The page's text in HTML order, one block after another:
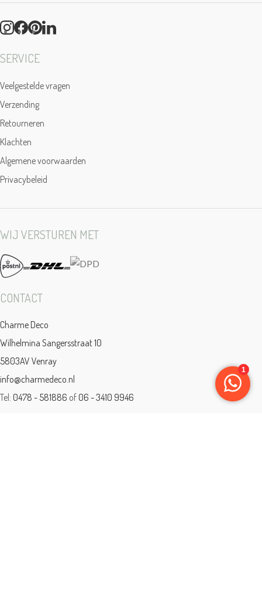
SERVICE
Veelgestelde vragen
Verzending
Retourneren
Klachten
Algemene voorwaarden
Privacybeleid
WIJ VERSTUREN MET
CONTACT
Charme Deco
Wilhelmina Sangersstraat 10
5803AV Venray
info@charmedeco.nl
Tel: 0478 - 581886 of 06 - 3410 9946